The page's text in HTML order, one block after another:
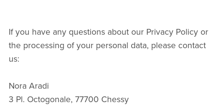
If you have any questions about our Privacy Policy or
the processing of your personal data, please contact
us:
Nora Aradi
3 Pl. Octogonale, 77700 Chessy